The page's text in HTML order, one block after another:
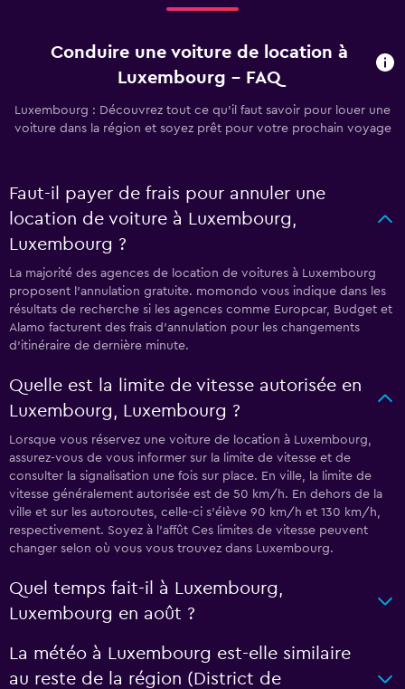
Conduire une voiture de location à
Luxembourg - FAQ
Luxembourg : Découvrez tout ce qu’il faut savoir pour louer une
voiture dans la région et soyez prêt pour votre prochain voyage
Faut-il payer de frais pour annuler une
location de voiture à Luxembourg,
Luxembourg ?
La majorité des agences de location de voitures à Luxembourg
proposent l’annulation gratuite. momondo vous indique dans les
résultats de recherche si les agences comme Europcar, Budget et
Alamo facturent des frais d’annulation pour les changements
d’itinéraire de dernière minute.
Quelle est la limite de vitesse autorisée en
Luxembourg, Luxembourg ?
Lorsque vous réservez une voiture de location à Luxembourg,
assurez-vous de vous informer sur la limite de vitesse et de
consulter la signalisation une fois sur place. En ville, la limite de
vitesse généralement autorisée est de 50 km/h. En dehors de la
ville et sur les autoroutes, celle-ci s’élève 90 km/h et 130 km/h,
respectivement. Soyez à l'affût Ces limites de vitesse peuvent
changer selon où vous vous trouvez dans Luxembourg.
Quel temps fait-il à Luxembourg,
Luxembourg en août ?
La météo à Luxembourg est-elle similaire
au reste de la région (District de